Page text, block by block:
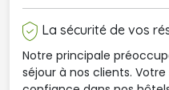
La sécurité de vos
Notre principale
séjour à nos clients.